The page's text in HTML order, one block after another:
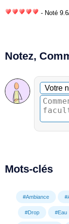
- Noté 9.6
Notez,
Votre
Mots-clés
#Ambiance
#Drop #Eau